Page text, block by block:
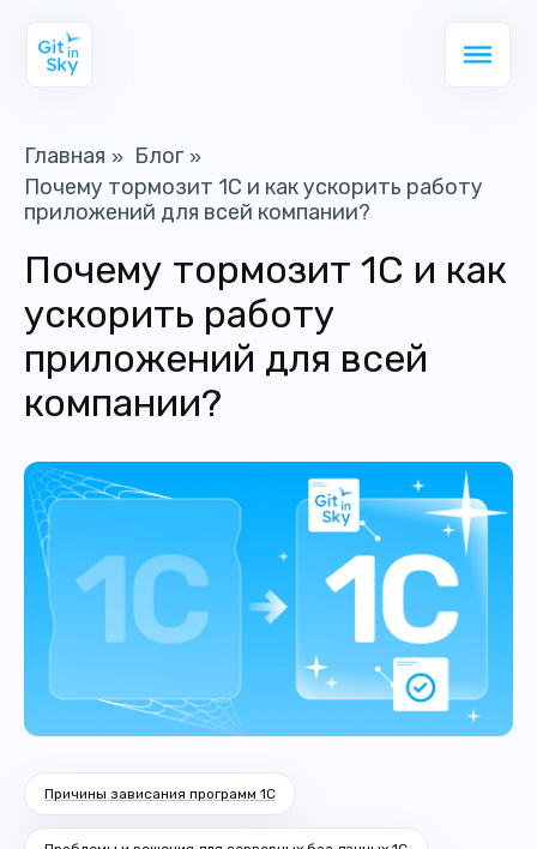
Главная » Блог »
Почему тормозит 1С и как ускорить работу
приложений для всей компании?
Почему тормозит 1С и как
ускорить работу
приложений для всей
компании?
Причины зависания программ 1С